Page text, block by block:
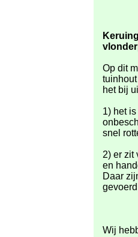
Op dit
het bij
1) het
snel
2) er zit
en
Daar
Wij